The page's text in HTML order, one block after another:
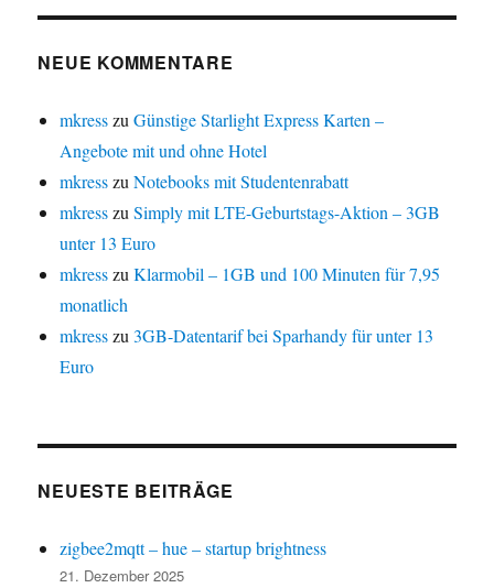
in
NEUE KOMMENTARE
mkresszuGünstige Starlight Express Karten –
Angebote mit und ohne Hotel
mkresszuNotebooks mit Studentenrabatt
mkresszuSimply mit LTE-Geburtstags-Aktion – 3GB
unter 13 Euro
mkresszuKlarmobil – 1GB und 100 Minuten für 7,95
monatlich
mkresszu3GB-Datentarif bei Sparhandy für unter 13
Euro
NEUESTE BEITRÄGE
zigbee2mqtt – hue – startup brightness
21. Dezember 2025